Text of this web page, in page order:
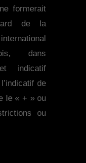
formerait
de la
dans
indicatif
de
le « + » ou
ou